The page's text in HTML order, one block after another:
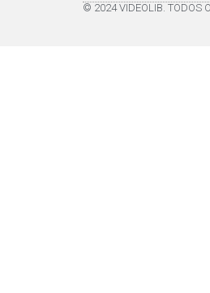
© 2024 VIDEOLIB. TODOS